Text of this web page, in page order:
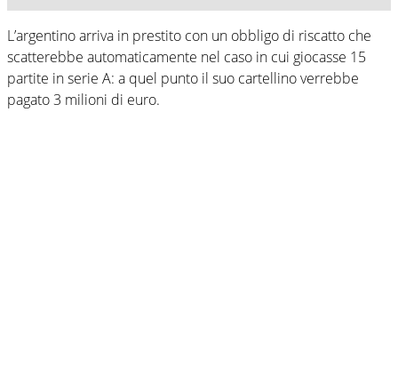
L’argentino arriva in prestito con un obbligo di riscatto che
scatterebbe automaticamente nel caso in cui giocasse 15
partite in serie A: a quel punto il suo cartellino verrebbe
pagato 3 milioni di euro.